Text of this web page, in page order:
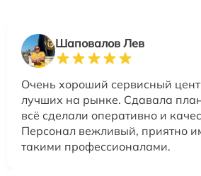
Шаповалов Лев
Очень хороший сервисный
лучших на рынке. Сдавала
всё сделали оперативно и
Персонал вежливый, приятно
такими профессионалами.